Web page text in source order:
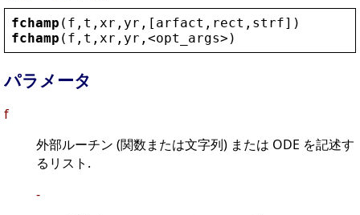
fchamp ( f , t , xr , yr ,[ arfact , rect , strf])
fchamp ( f , t , xr , yr , <opt_args> )
パラメータ
f
外部ルーチン (関数または文字列) または ODE を記述す
るリスト.
-